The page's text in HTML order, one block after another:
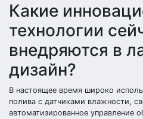
Какие
технологии
внедряются в
дизайн?
В настоящее время широко
полива с датчиками влажности,
автоматизированное управление